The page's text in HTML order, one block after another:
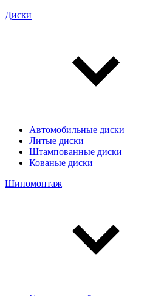
Диски
Автомобильные диски
Литые диски
Штампованные диски
Кованые диски
Шиномонтаж